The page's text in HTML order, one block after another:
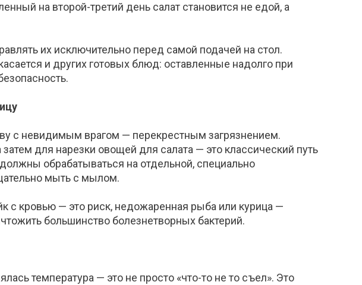
на второй-третий день салат становится не едой, а
их исключительно перед самой подачей на стол.
и других готовых блюд: оставленные надолго при
с невидимым врагом — перекрестным загрязнением.
затем для нарезки овощей для салата — это классический путь
обрабатываться на отдельной, специально
мыть с мылом.
с кровью — это риск, недожаренная рыба или курица —
большинство болезнетворных бактерий.
температура — это не просто «что-то не то съел». Это